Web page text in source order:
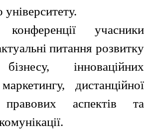
учасники
питання розвитку
інноваційних
дистанційної
правових аспектів та